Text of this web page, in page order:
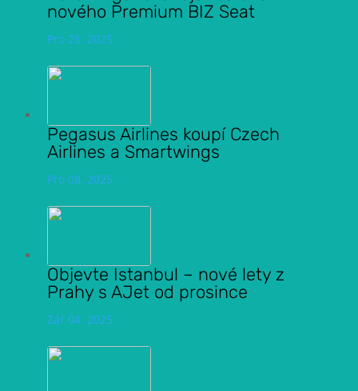
nového Premium BIZ Seat
Pro 28, 2025
Pegasus Airlines koupí Czech
Airlines a Smartwings
Pro 08, 2025
Objevte Istanbul – nové lety z
Prahy s AJet od prosince
Zář 04, 2025